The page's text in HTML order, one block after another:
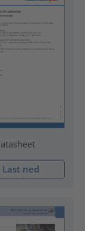
Last ned